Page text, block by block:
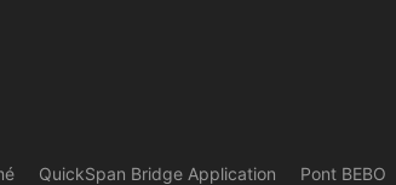
QuickSpan Bridge Application Pont BEBO